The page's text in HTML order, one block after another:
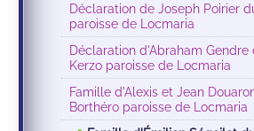
Déclaration de Joseph Poirier
paroisse de Locmaria
Déclaration d'Abraham
Kerzo paroisse de Locmaria
Famille d'Alexis et Jean
Borthéro paroisse de Locmaria